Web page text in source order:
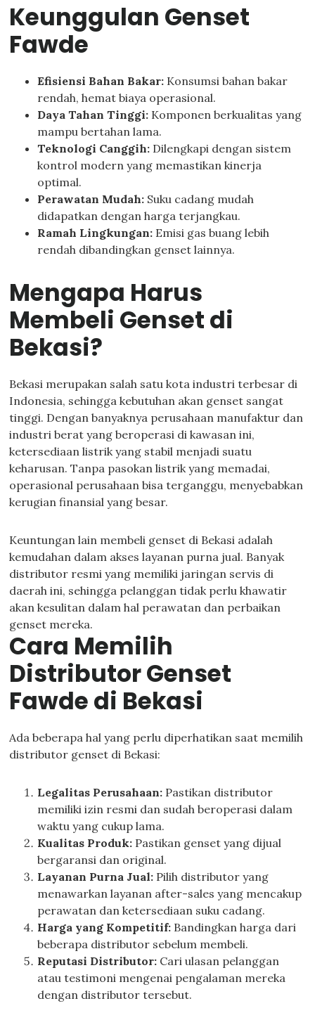
Keunggulan Genset
Fawde
Efisiensi Bahan Bakar: Konsumsi bahan bakar
rendah, hemat biaya operasional.
Daya Tahan Tinggi: Komponen berkualitas yang
mampu bertahan lama.
Teknologi Canggih: Dilengkapi dengan sistem
kontrol modern yang memastikan kinerja
optimal.
Perawatan Mudah: Suku cadang mudah
didapatkan dengan harga terjangkau.
Ramah Lingkungan: Emisi gas buang lebih
rendah dibandingkan genset lainnya.
Mengapa Harus
Membeli Genset di
Bekasi?
Bekasi merupakan salah satu kota industri terbesar di
Indonesia, sehingga kebutuhan akan genset sangat
tinggi. Dengan banyaknya perusahaan manufaktur dan
industri berat yang beroperasi di kawasan ini,
ketersediaan listrik yang stabil menjadi suatu
keharusan. Tanpa pasokan listrik yang memadai,
operasional perusahaan bisa terganggu, menyebabkan
kerugian finansial yang besar.
Keuntungan lain membeli genset di Bekasi adalah
kemudahan dalam akses layanan purna jual. Banyak
distributor resmi yang memiliki jaringan servis di
daerah ini, sehingga pelanggan tidak perlu khawatir
akan kesulitan dalam hal perawatan dan perbaikan
genset mereka.
Cara Memilih
Distributor Genset
Fawde di Bekasi
Ada beberapa hal yang perlu diperhatikan saat memilih
distributor genset di Bekasi:
Legalitas Perusahaan: Pastikan distributor
memiliki izin resmi dan sudah beroperasi dalam
waktu yang cukup lama.
Kualitas Produk: Pastikan genset yang dijual
bergaransi dan original.
Layanan Purna Jual: Pilih distributor yang
menawarkan layanan after-sales yang mencakup
perawatan dan ketersediaan suku cadang.
Harga yang Kompetitif: Bandingkan harga dari
beberapa distributor sebelum membeli.
Reputasi Distributor: Cari ulasan pelanggan
atau testimoni mengenai pengalaman mereka
dengan distributor tersebut.